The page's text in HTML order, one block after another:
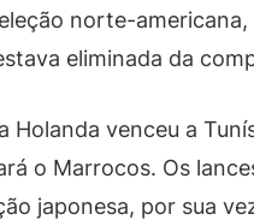
norte-
eliminada da
venceu a
o Marrocos. Os
japonesa, por sua